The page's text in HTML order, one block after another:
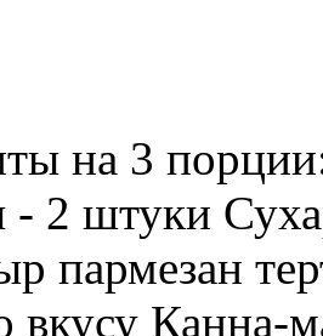
на 3
2 штуки
пармезан
вкусу Канна-